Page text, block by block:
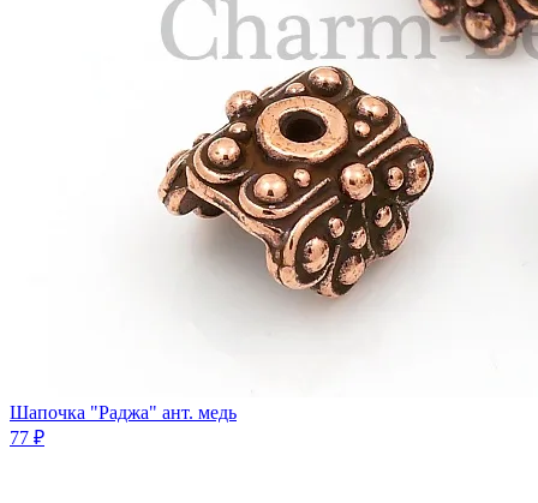
Шапочка "Раджа" ант. медь
77 ₽